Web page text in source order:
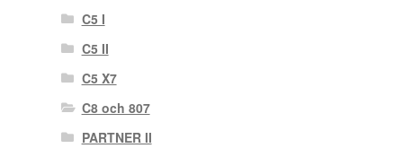
C5 I
C5 II
C5 X7
C8 och 807
PARTNER II